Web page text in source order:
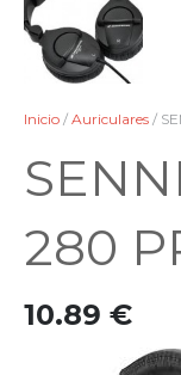
Inicio / Auriculares /
280
10.89 €